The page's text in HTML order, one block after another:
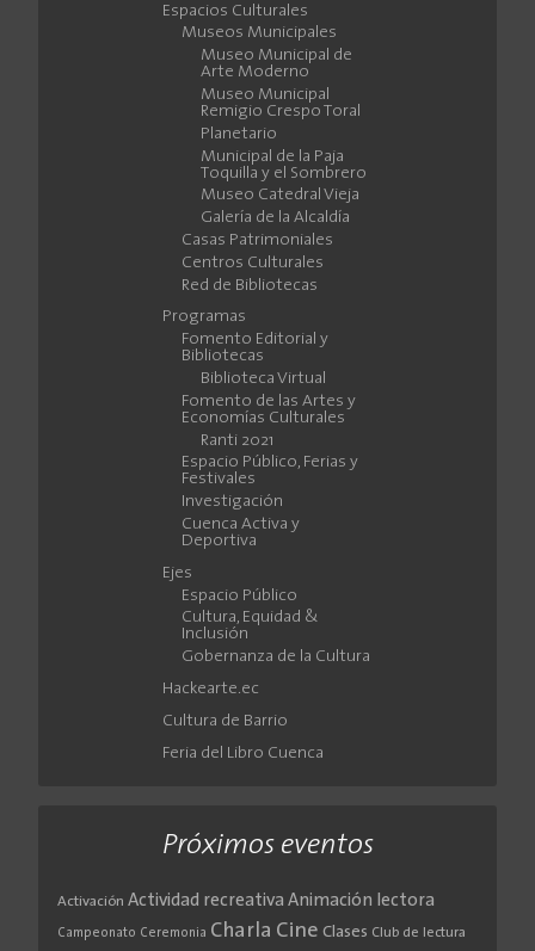
Espacios Culturales
Museos Municipales
Museo Municipal de
Arte Moderno
Museo Municipal
Remigio Crespo Toral
Planetario
Municipal de la Paja
Toquilla y el Sombrero
Museo Catedral Vieja
Galería de la Alcaldía
Casas Patrimoniales
Centros Culturales
Red de Bibliotecas
Programas
Fomento Editorial y
Bibliotecas
Biblioteca Virtual
Fomento de las Artes y
Economías Culturales
Ranti 2021
Espacio Público, Ferias y
Festivales
Investigación
Cuenca Activa y
Deportiva
Ejes
Espacio Público
Cultura, Equidad &
Inclusión
Gobernanza de la Cultura
Hackearte.ec
Cultura de Barrio
Feria del Libro Cuenca
Próximos eventos
Activación Actividad recreativa Animación lectora
Campeonato Ceremonia Charla Cine Clases Club de lectura